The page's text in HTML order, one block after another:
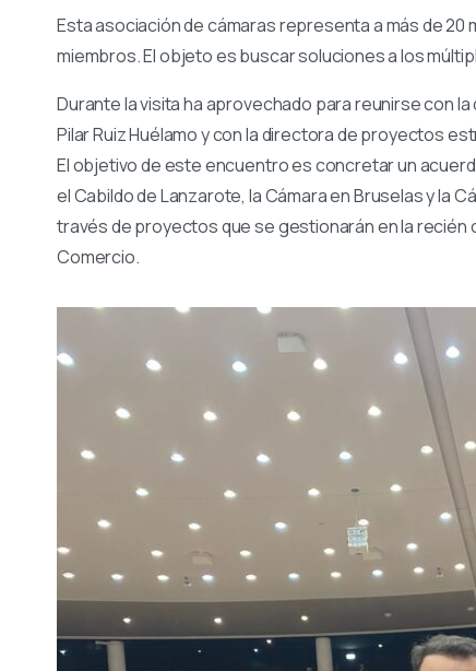
Esta asociación de cámaras representa a más de
miembros. El objeto es buscar soluciones a los
Durante la visita ha aprovechado para reunirse con
Pilar Ruiz Huélamo y con la directora de proyectos
El objetivo de este encuentro es concretar un
el Cabildo de Lanzarote, la Cámara en Bruselas y la
través de proyectos que se gestionarán en la
Comercio.